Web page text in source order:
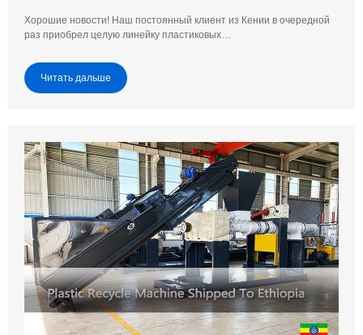
Хорошие новости! Наш постоянный клиент из Кении в очередной
раз приобрел целую линейку пластиковых…
Читать дальше